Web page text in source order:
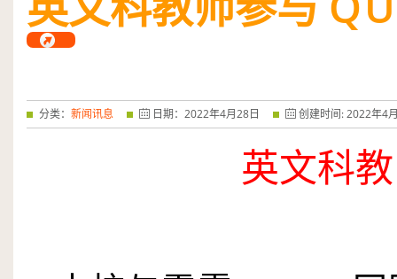
分类： 新闻讯息 日期： 2022年4月28日 创建时间:2022年4
英文科